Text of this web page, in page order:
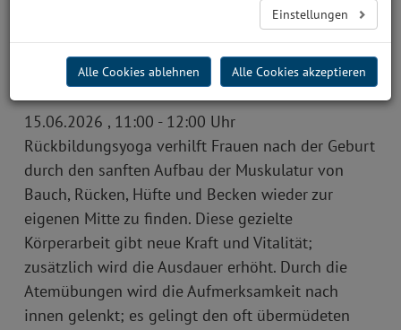
Rückbildungsyoga mit
Kind
15.06.2026 , 11:00 - 12:00 Uhr
Rückbildungsyoga verhilft Frauen nach der Geburt
durch den sanften Aufbau der Muskulatur von
Bauch, Rücken, Hüfte und Becken wieder zur
eigenen Mitte zu finden. Diese gezielte
Körperarbeit gibt neue Kraft und Vitalität;
zusätzlich wird die Ausdauer erhöht. Durch die
Atemübungen wird die Aufmerksamkeit nach
innen gelenkt; es gelingt den oft übermüdeten
Einstellungen
Alle Cookies ablehnen Alle Cookies akzeptieren